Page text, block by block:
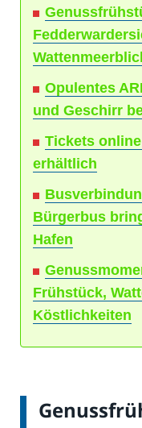
Opulentes
und Geschirr
Tickets
erhältlich
Bürgerbus
Hafen
Frühstück,
Köstlichkeiten